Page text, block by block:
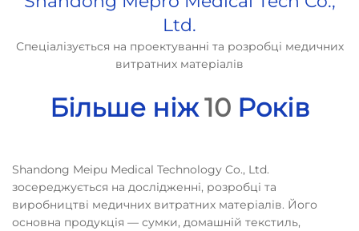
Ltd.
Спеціалізується на проектуванні та розробці медичних
витратних матеріалів
Більше ніж10 Років
Shandong Meipu Medical Technology Co., Ltd.
зосереджується на дослідженні, розробці та
виробництві медичних витратних матеріалів. Його
основна продукція — сумки, домашній текстиль,